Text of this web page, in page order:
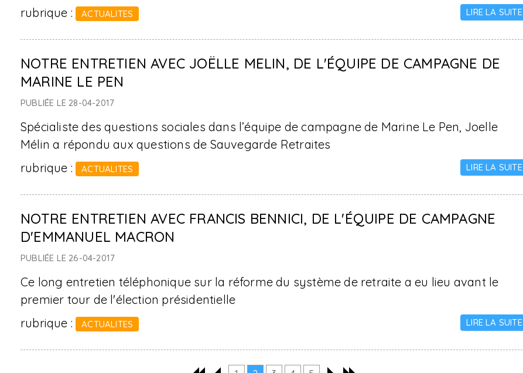
rubrique : ACTUALITES LIRE LA SUITE
NOTRE ENTRETIEN AVEC JOËLLE MELIN, DE L'ÉQUIPE DE CAMPAGNE DE
MARINE LE PEN
PUBLIÉE LE 28-04-2017
Spécialiste des questions sociales dans l’équipe de campagne de Marine Le Pen, Joelle
Mélin a répondu aux questions de Sauvegarde Retraites
rubrique : ACTUALITES LIRE LA SUITE
NOTRE ENTRETIEN AVEC FRANCIS BENNICI, DE L'ÉQUIPE DE CAMPAGNE
D'EMMANUEL MACRON
PUBLIÉE LE 26-04-2017
Ce long entretien téléphonique sur la réforme du système de retraite a eu lieu avant le
premier tour de l'élection présidentielle
rubrique : ACTUALITES LIRE LA SUITE